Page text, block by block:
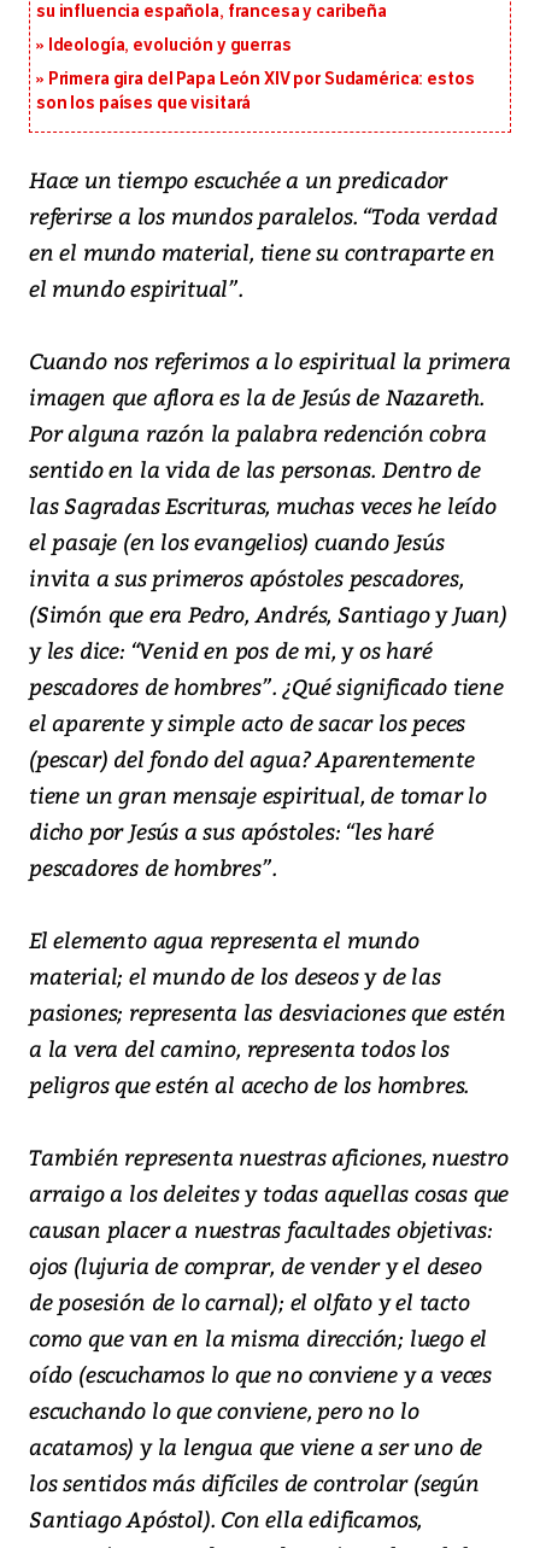
su influencia española, francesa y caribeña
Ideología, evolución y guerras
Primera gira del Papa León XIV por Sudamérica: estos
son los países que visitará
Hace un tiempo escuchée a un predicador
referirse a los mundos paralelos. “Toda verdad
en el mundo material, tiene su contraparte en
el mundo espiritual”.
Cuando nos referimos a lo espiritual la primera
imagen que aflora es la de Jesús de Nazareth.
Por alguna razón la palabra redención cobra
sentido en la vida de las personas. Dentro de
las Sagradas Escrituras, muchas veces he leído
el pasaje (en los evangelios) cuando Jesús
invita a sus primeros apóstoles pescadores,
(Simón que era Pedro, Andrés, Santiago y Juan)
y les dice: “Venid en pos de mi, y os haré
pescadores de hombres”. ¿Qué significado tiene
el aparente y simple acto de sacar los peces
(pescar) del fondo del agua? Aparentemente
tiene un gran mensaje espiritual, de tomar lo
dicho por Jesús a sus apóstoles: “les haré
pescadores de hombres”.
El elemento agua representa el mundo
material; el mundo de los deseos y de las
pasiones; representa las desviaciones que estén
a la vera del camino, representa todos los
peligros que estén al acecho de los hombres.
También representa nuestras aficiones, nuestro
arraigo a los deleites y todas aquellas cosas que
causan placer a nuestras facultades objetivas:
ojos (lujuria de comprar, de vender y el deseo
de posesión de lo carnal); el olfato y el tacto
como que van en la misma dirección; luego el
oído (escuchamos lo que no conviene y a veces
escuchando lo que conviene, pero no lo
acatamos) y la lengua que viene a ser uno de
los sentidos más difíciles de controlar (según
Santiago Apóstol). Con ella edificamos,